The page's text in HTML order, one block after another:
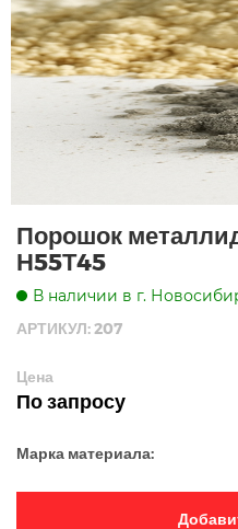
Порошок
Н55Т45
В наличии в г.
АРТИКУЛ: 207
Цена
По запросу
Марка материала: